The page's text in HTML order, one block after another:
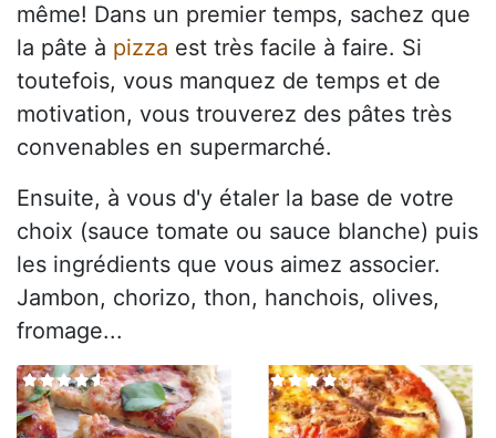
même! Dans un premier temps, sachez que
la pâte à pizza est très facile à faire. Si
toutefois, vous manquez de temps et de
motivation, vous trouverez des pâtes très
convenables en supermarché.
Ensuite, à vous d'y étaler la base de votre
choix (sauce tomate ou sauce blanche) puis
les ingrédients que vous aimez associer.
Jambon, chorizo, thon, hanchois, olives,
fromage...